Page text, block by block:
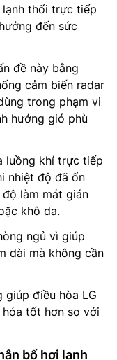
thổi trực tiếp
đến sức
đề này bằng
cảm biến radar
trong phạm vi
hướng gió phù
luồng khí trực tiếp
nhiệt độ đã ổn
làm mát gián
khô da.
ngủ vì giúp
dài mà không cần
giúp điều hòa LG
tốt hơn so với
bổ hơi lạnh